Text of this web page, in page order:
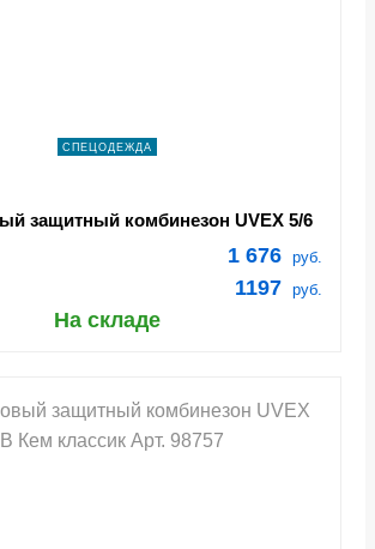
СПЕЦОДЕЖДА
защитный комбинезон UVEX 5/6
1 676 руб.
1197 руб.
На складе